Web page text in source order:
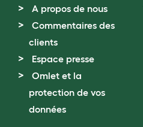
A propos de nous
Commentaires des
clients
Espace presse
Omlet et la
protection de vos
données